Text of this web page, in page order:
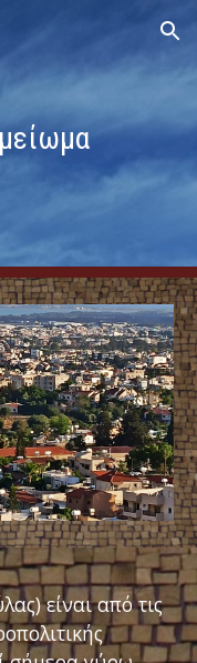
Skip to navigation
είναι από τις